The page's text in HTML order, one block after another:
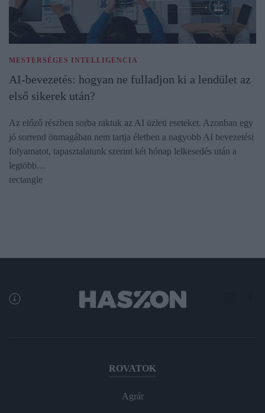
MESTERSÉGES INTELLIGENCIA
AI-bevezetés: hogyan ne fulladjon ki a lendület az
első sikerek után?
Az előző részben sorba raktuk az AI üzleti eseteket. Azonban egy
jó sorrend önmagában nem tartja életben a nagyobb AI bevezetési
folyamatot, tapasztalatunk szerint két hónap lelkesedés után a
legtöbb…
rectangle
ROVATOK
Agrár